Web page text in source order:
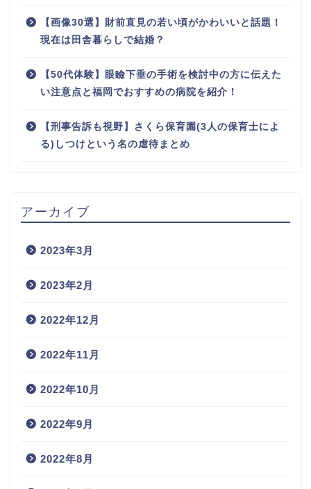
【画像30選】財前直見の若い頃がかわいいと話題！
現在は田舎暮らしで結婚？
【50代体験】眼瞼下垂の手術を検討中の方に伝えた
い注意点と福岡でおすすめの病院を紹介！
【刑事告訴も視野】さくら保育園(3人の保育士によ
る)しつけという名の虐待まとめ
アーカイブ
2023年3月
2023年2月
2022年12月
2022年11月
2022年10月
2022年9月
2022年8月